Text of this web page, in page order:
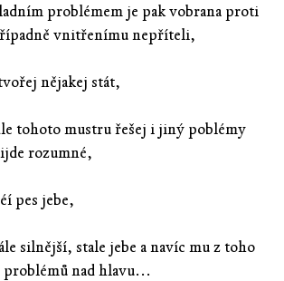
problémem je pak vobrana proti
vnitřenímu nepříteli,
nějakej stát,
tohoto mustru řešej i jiný poblémy
rozumné,
pes jebe,
silnější, stale jebe a navíc mu z toho
problémů nad hlavu...